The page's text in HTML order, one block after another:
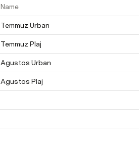
Name
Temmuz Urban
Temmuz Plaj
Agustos Urban
Agustos Plaj